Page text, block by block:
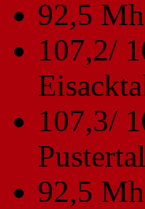
92,5
107,2/
107,3/
Pustertal
92,5